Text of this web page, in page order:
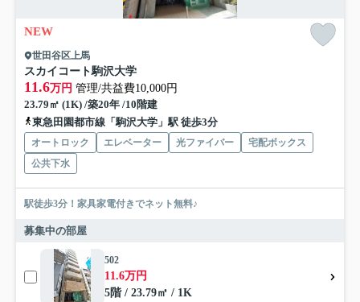
NEW
世田谷区上馬
スカイコート駒沢大学
11.6万円 管理/共益費10,000円
23.79㎡ (1K) /築20年 /10階建
東急田園都市線「駒沢大学」駅 徒歩3分
オートロック エレベーター 光ファイバー
宅配ボックス
公共下水
駅徒歩3分！家具家電付きでネット無料♪
募集中の部屋
502
11.6万円
5階 / 23.79㎡ / 1K